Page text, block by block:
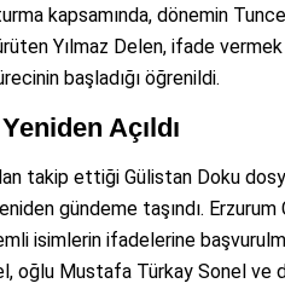
kapsamında, dönemin
Yılmaz Delen, ifade vermek
başladığı öğrenildi.
Açıldı
takip ettiği Gülistan Doku
gündeme taşındı.
isimlerin ifadelerine
oğlu Mustafa Türkay Sonel ve